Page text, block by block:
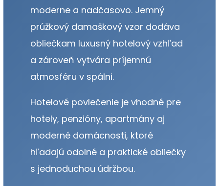
moderne a nadčasovo. Jemný
prúžkový damaškový vzor dodáva
obliečkam luxusný hotelový vzhľad
a zároveň vytvára príjemnú
atmosféru v spálni.
Hotelové povlečenie je vhodné pre
hotely, penzióny, apartmány aj
moderné domácnosti, ktoré
hľadajú odolné a praktické obliečky
s jednoduchou údržbou.